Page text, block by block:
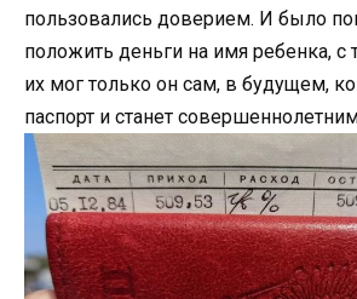
пользовались доверием. И было
положить деньги на имя ребенка, с
их мог только он сам, в будущем,
паспорт и станет